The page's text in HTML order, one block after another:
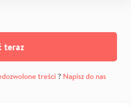
teraz
treści? Napisz do nas